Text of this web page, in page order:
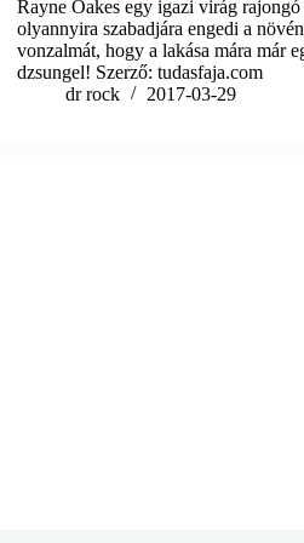
Rayne Oakes egy igazi virág
olyannyira szabadjára engedi a
vonzalmát, hogy a lakása mára már
dzsungel! Szerző: tudasfaja.com
dr rock
2017-03-29